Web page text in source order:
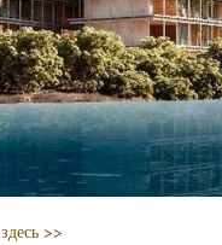
здесь >>